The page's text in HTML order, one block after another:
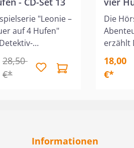
"Leonie –
auf 4 Hufen"
mit Leonie
Freunden in
Kalifornien.
"Der entflohene
28,50
€*
Die
erzählt
und
"Green
18,00
€*
Informationen